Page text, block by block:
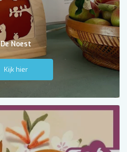
De Noest
Kijk hier